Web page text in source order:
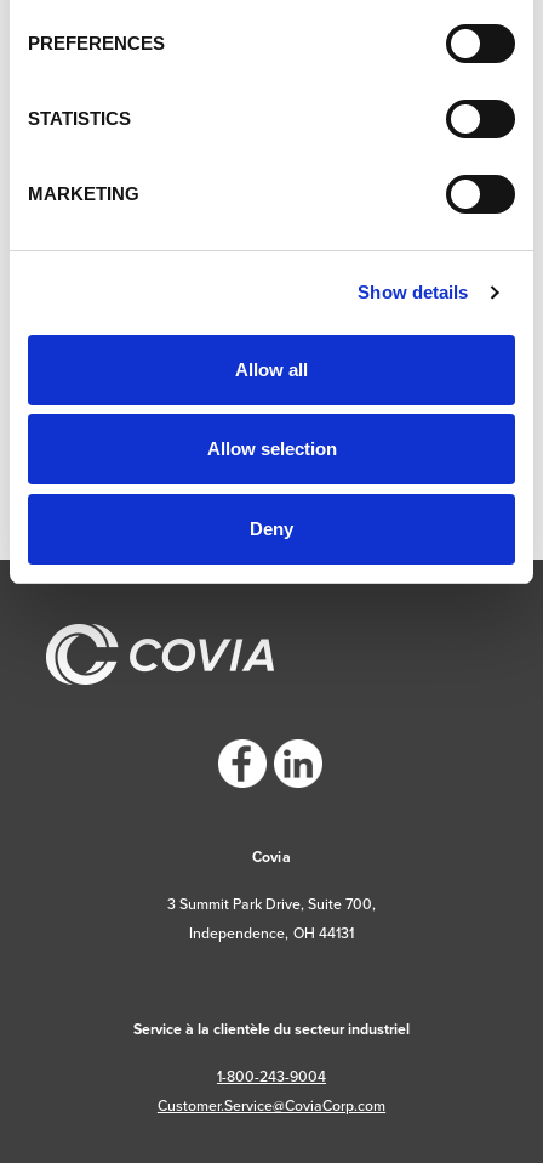
PREFERENCES
STATISTICS
MARKETING
Show details
Allow all
Allow selection
Deny
Les personnes
Environment
Best Sand
Covia
3 Summit Park Drive, Suite 700,
Independence, OH 44131
Service à la clientèle du secteur industriel
1-800-243-9004
Customer.Service@CoviaCorp.com